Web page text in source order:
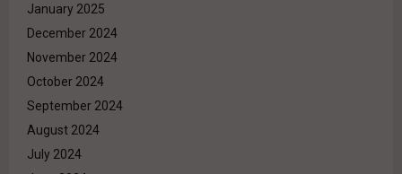
January 2025
December 2024
November 2024
October 2024
September 2024
August 2024
July 2024